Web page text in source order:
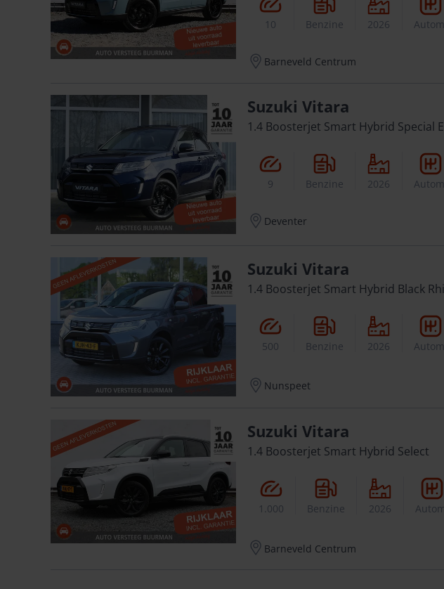
10 Benzine 2026 Autom.
Barneveld Centrum
Suzuki Vitara
1.4 Boosterjet Smart Hybrid Special
9 Benzine 2026 Autom.
Deventer
Suzuki Vitara
1.4 Boosterjet Smart Hybrid Black
500 Benzine 2026 Autom.
Nunspeet
Suzuki Vitara
1.4 Boosterjet Smart Hybrid Select
1.000 Benzine 2026
Barneveld Centrum